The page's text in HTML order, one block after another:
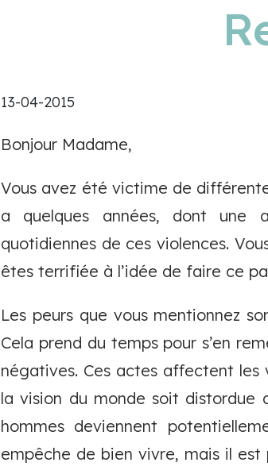
13-04-2015
Bonjour Madame,
Vous avez été victime de
a quelques années, dont une
quotidiennes de ces violences.
êtes terrifiée à l’idée de faire ce
Les peurs que vous mentionnez
Cela prend du temps pour s’en
négatives. Ces actes affectent
la vision du monde soit distordue
hommes deviennent
empêche de bien vivre, mais il est